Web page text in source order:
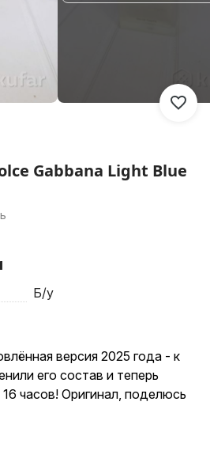
Gabbana Light Blue
Б/у
версия 2025 года - к
его состав и теперь
часов! Оригинал, поделюсь